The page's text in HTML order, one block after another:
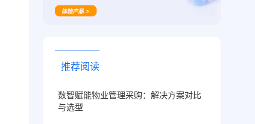
推荐阅读
数智赋能物业管理采购：解决方案对比
与选型